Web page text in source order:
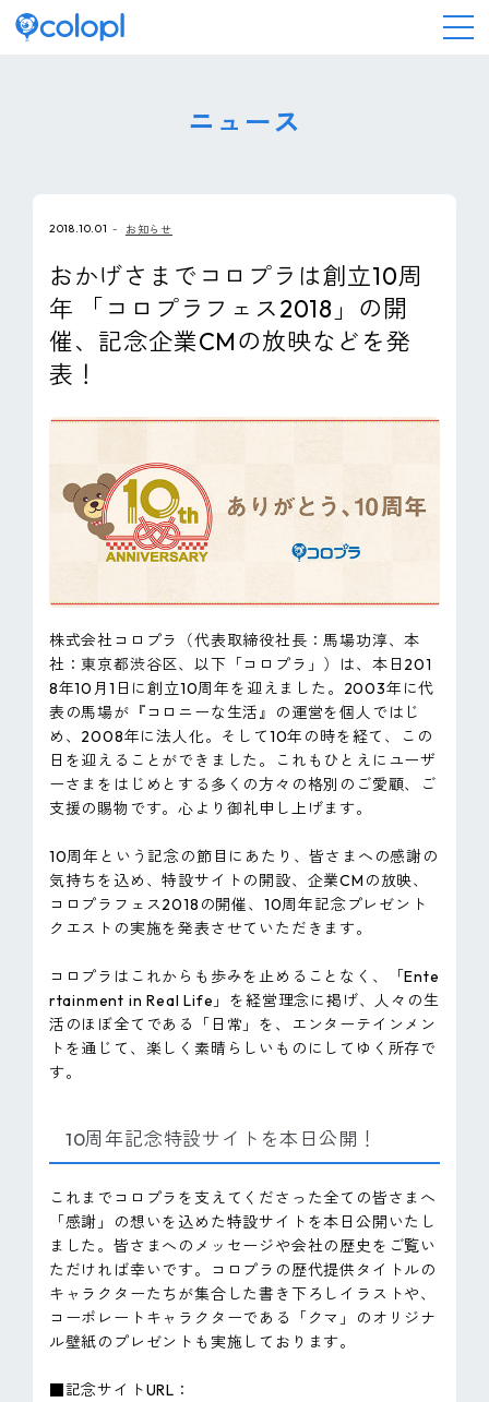
IR情報
採用情報
ピンマーク
ニュース
2018.10.01 お知らせ
おかげさまでコロプラは創立10周
年 「コロプラフェス2018」の開
催、記念企業CMの放映などを発
表！
株式会社コロプラ（代表取締役社長：馬場功淳、本
社：東京都渋谷区、以下「コロプラ」）は、本日201
8年10月1日に創立10周年を迎えました。2003年に代
表の馬場が『コロニーな生活』の運営を個人ではじ
め、2008年に法人化。そして10年の時を経て、この
日を迎えることができました。これもひとえにユーザ
ーさまをはじめとする多くの方々の格別のご愛顧、ご
支援の賜物です。心より御礼申し上げます。
10周年という記念の節目にあたり、皆さまへの感謝の
気持ちを込め、特設サイトの開設、企業CMの放映、
コロプラフェス2018の開催、10周年記念プレゼント
クエストの実施を発表させていただきます。
コロプラはこれからも歩みを止めることなく、「Ente
rtainment in Real Life」を経営理念に掲げ、人々の生
活のほぼ全てである「日常」を、エンターテインメン
トを通じて、楽しく素晴らしいものにしてゆく所存で
す。
10周年記念特設サイトを本日公開！
これまでコロプラを支えてくださった全ての皆さまへ
「感謝」の想いを込めた特設サイトを本日公開いたし
ました。皆さまへのメッセージや会社の歴史をご覧い
ただければ幸いです。コロプラの歴代提供タイトルの
キャラクターたちが集合した書き下ろしイラストや、
コーポレートキャラクターである「クマ」のオリジナ
ル壁紙のプレゼントも実施しております。
■記念サイトURL：